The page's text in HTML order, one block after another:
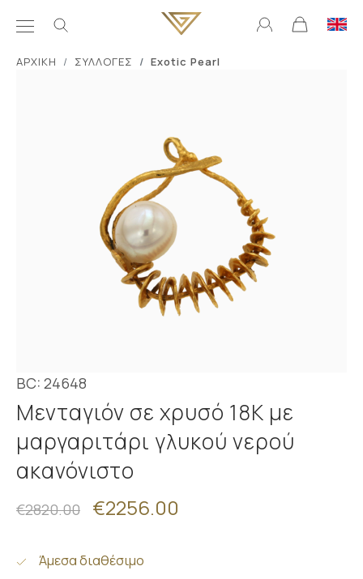
ΑΡΧΙΚΗ ΣΥΛΛΟΓΕΣ Exotic Pearl
BC: 24648
Μενταγιόν σε χρυσό 18Κ με
μαργαριτάρι γλυκού νερού
ακανόνιστο
€2820.00 €2256.00
Άμεσα διαθέσιμο